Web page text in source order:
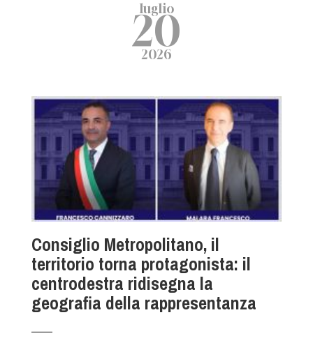
luglio
20
2026
Consiglio Metropolitano, il
territorio torna protagonista: il
centrodestra ridisegna la
geografia della rappresentanza